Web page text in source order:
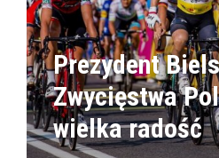
Prezydent
Zwycięstwa
wielka radość